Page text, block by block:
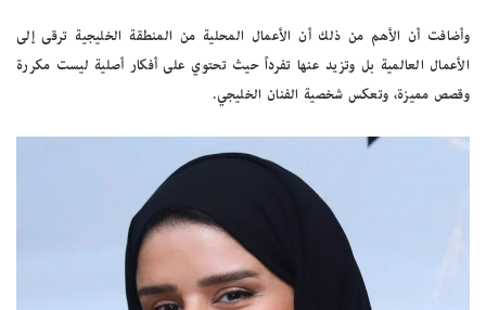
وأضافت أن الأهم من ذلك أن الأعمال المحلية من المنطقة الخليجية ترقى إلى
الأعمال العالمية بل وتزيد عنها تفرداً حيث تحتوي على أفكار أصلية ليست مكررة
وقصص مميزة، وتعكس شخصية الفنان الخليجي.